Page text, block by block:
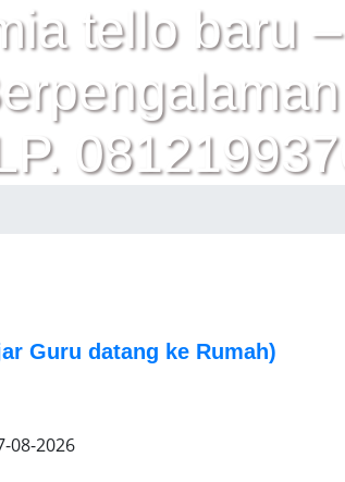
tello baru
Guru datang ke Rumah)
08-2026